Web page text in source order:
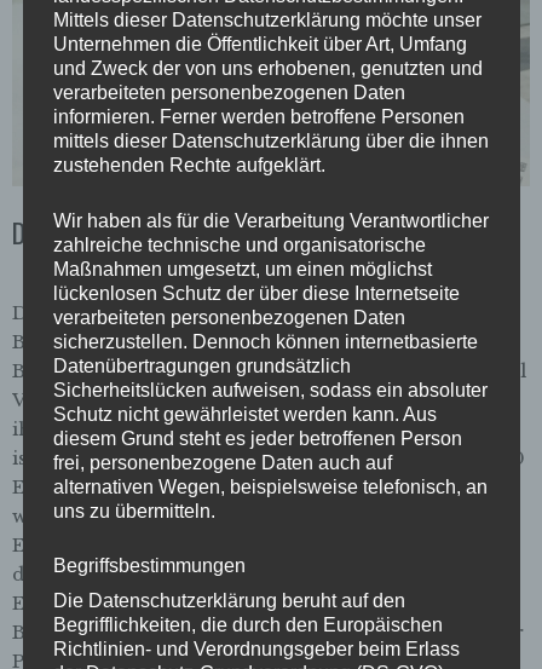
Deutscher Bürgerpreis 2017 für die ZdS!
Die Zeitschrift der Straße hat am 23. Oktober im
Bremer Regionalwettbewerb den Deutschen
Bürgerpreis 2017 gewonnen! Den Preis nahm Michael
Vogel als Initiator der Zeitschrift stellvertretend für
ihre vielen Engagierten entgegen. Die Auszeichnung
ist mit einer Spende der Sparkasse Bremen über 3500
Euro verbunden. Der Deutsche Bürgerpreis ist der
wichtigste deutsche Preis für ehrenamtliches
Engagement mit über 2300 Bewerbungen allein in
diesem Jahr. Auf den Wettbewerb auf regionaler
Ebene, den wir nun gewonnen haben, folgt der
Bundeswettbewerb. Er endet am 15. November mit der
Preisverleihung in Berlin. Haben wir auch national
Mittels dieser Datenschutzerklärung möchte unser
Unternehmen die Öffentlichkeit über Art, Umfang
und Zweck der von uns erhobenen, genutzten und
verarbeiteten personenbezogenen Daten
informieren. Ferner werden betroffene Personen
mittels dieser Datenschutzerklärung über die ihnen
zustehenden Rechte aufgeklärt.
Wir haben als für die Verarbeitung Verantwortlicher
zahlreiche technische und organisatorische
Maßnahmen umgesetzt, um einen möglichst
lückenlosen Schutz der über diese Internetseite
verarbeiteten personenbezogenen Daten
sicherzustellen. Dennoch können internetbasierte
Datenübertragungen grundsätzlich
Sicherheitslücken aufweisen, sodass ein absoluter
Schutz nicht gewährleistet werden kann. Aus
diesem Grund steht es jeder betroffenen Person
frei, personenbezogene Daten auch auf
alternativen Wegen, beispielsweise telefonisch, an
uns zu übermitteln.
Begriffsbestimmungen
Die Datenschutzerklärung beruht auf den
Begrifflichkeiten, die durch den Europäischen
Richtlinien- und Verordnungsgeber beim Erlass